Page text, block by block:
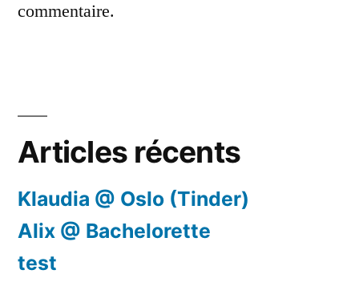
commentaire.
Articles récents
Klaudia @ Oslo (Tinder)
Alix @ Bachelorette
test